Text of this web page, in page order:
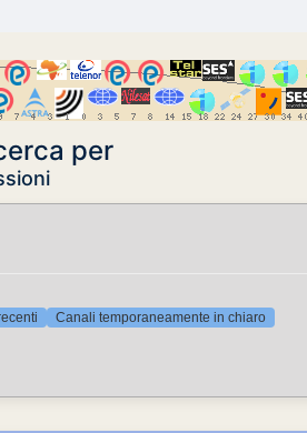
per
Canali temporaneamente in chiaro